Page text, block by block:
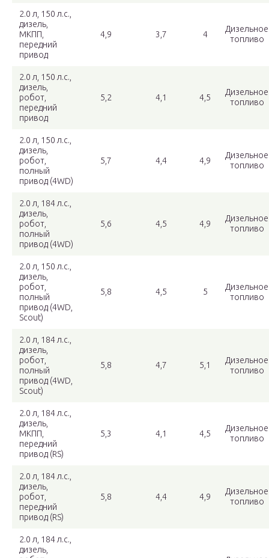
2.0 л, 150 л.с.,
дизель,
МКПП,
передний
привод
4,9 3,7 4
Дизельное
топливо
2.0 л, 150 л.с.,
дизель,
робот,
передний
привод
5,2 4,1 4,5
Дизельное
топливо
2.0 л, 150 л.с.,
дизель,
робот,
полный
привод (4WD)
5,7 4,4 4,9
Дизельное
топливо
2.0 л, 184 л.с.,
дизель,
робот,
полный
привод (4WD)
5,6 4,5 4,9
Дизельное
топливо
2.0 л, 150 л.с.,
дизель,
робот,
полный
привод (4WD,
Scout)
5,8 4,5 5
Дизельное
топливо
2.0 л, 184 л.с.,
дизель,
робот,
полный
привод (4WD,
Scout)
5,8 4,7 5,1
Дизельное
топливо
2.0 л, 184 л.с.,
дизель,
МКПП,
передний
привод (RS)
5,3 4,1 4,5
Дизельное
топливо
2.0 л, 184 л.с.,
дизель,
робот,
передний
привод (RS)
5,8 4,4 4,9
Дизельное
топливо
2.0 л, 184 л.с.,
дизель,